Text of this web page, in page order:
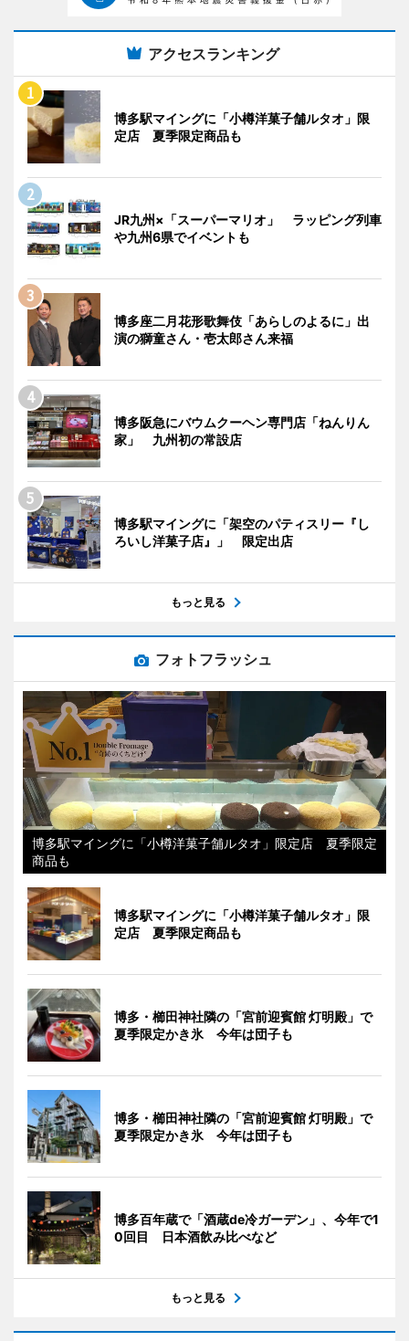
アクセスランキング
博多駅マイングに「小樽洋菓子舗ルタオ」限
定店 夏季限定商品も
JR九州×「スーパーマリオ」 ラッピング列車
や九州6県でイベントも
博多座二月花形歌舞伎「あらしのよるに」出
演の獅童さん・壱太郎さん来福
博多阪急にバウムクーヘン専門店「ねんりん
家」 九州初の常設店
博多駅マイングに「架空のパティスリー『し
ろいし洋菓子店』」 限定出店
もっと見る
フォトフラッシュ
博多駅マイングに「小樽洋菓子舗ルタオ」限定店 夏季限定
商品も
博多駅マイングに「小樽洋菓子舗ルタオ」限
定店 夏季限定商品も
博多・櫛田神社隣の「宮前迎賓館 灯明殿」で
夏季限定かき氷 今年は団子も
博多・櫛田神社隣の「宮前迎賓館 灯明殿」で
夏季限定かき氷 今年は団子も
博多百年蔵で「酒蔵de冷ガーデン」、今年で1
0回目 日本酒飲み比べなど
もっと見る